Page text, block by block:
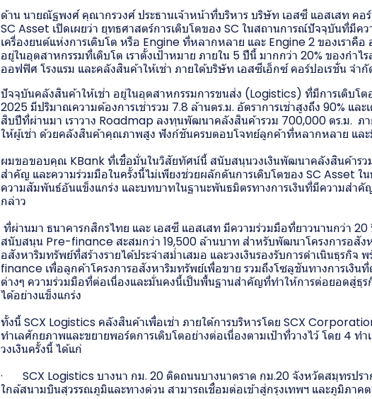
ด้าน นายณัฐพงศ์ คุณากรวงศ์ ประธานเจ้าหน้าที่บริหาร บริษัท เอสซี แอสเสท ค
SC Asset เปิดเผยว่า ยุทธศาสตร์การเติบโตของ SC ในสถานการณ์ปัจจุบันที่มีค
เครื่องยนต์แห่งการเติบโต หรือ Engine ที่หลากหลาย และ Engine 2 ของเราคือ
อยู่ในอุตสาหกรรมที่เติบโต เราตั้งเป้าหมาย ภายใน 5 ปีนี้ มากกว่า 20% ของกำไ
ออฟฟิศ โรงแรม และคลังสินค้าให้เช่า ภายใต้บริษัท เอสซีเอ็กซ์ คอร์ปอเรชั่น จ
ปัจจุบันคลังสินค้าให้เช่า อยู่ในอุตสาหกรรมการขนส่ง (Logistics) ที่มีการเติบโต
2025 มีปริมาณความต้องการเช่ารวม 7.8 ล้านตร.ม. อัตราการเช่าสูงถึง 90% แล
สิบปีที่ผ่านมา เราวาง Roadmap ลงทุนพัฒนาคลังสินค้ารวม 700,000 ตร.ม. ภ
ให้ผู้เช่า ด้วยคลังสินค้าคุณภาพสูง ฟังก์ชันครบตอบโจทย์ลูกค้าที่หลากหลาย และ
ผมขอขอบคุณ KBank ที่เชื่อมั่นในวิสัยทัศน์นี้ สนับสนุนวงเงินพัฒนาคลังสินค้ารวม
สำคัญ และความร่วมมือในครั้งนี้ไม่เพียงช่วยผลักดันการเติบโตของ SC Asset ใ
ความสัมพันธ์อันแข็งแกร่ง และบทบาทในฐานะพันธมิตรทางการเงินที่มีความสำคั
กล่าว
ที่ผ่านมา ธนาคารกสิกรไทย และ เอสซี แอสเสท มีความร่วมมือที่ยาวนานกว่า
สนับสนุน Pre-finance สะสมกว่า 19,500 ล้านบาท สำหรับพัฒนาโครงการอสังห
อสังหาริมทรัพย์ที่สร้างรายได้ประจำสม่ำเสมอ และวงเงินรองรับการดำเนินธุรกิ
finance เพื่อลูกค้าโครงการอสังหาริมทรัพย์เพื่อขาย รวมถึงโซลูชันทางการเงิน
ต่างๆ ความร่วมมือที่ต่อเนื่องและมั่นคงนี้เป็นพื้นฐานสำคัญที่ทำให้การต่อยอดสู่ธุ
ได้อย่างแข็งแกร่ง
ทั้งนี้ SCX Logistics คลังสินค้าเพื่อเช่า ภายใต้การบริหารโดย SCX
ทำเลศักยภาพและขยายพอร์ตการเติบโตอย่างต่อเนื่องตามเป้าที่วางไว้ โดย 4 ท
วงเงินครั้งนี้ ได้แก่
· SCX Logistics บางนา กม. 20 ติดถนนบางนาตราด กม.20 จังหวัดสมุทรปร
ใกล้สนามบินสุวรรณภูมิและทางด่วน สามารถเชื่อมต่อเข้าสู่กรุงเทพฯ และภูมิภาคต